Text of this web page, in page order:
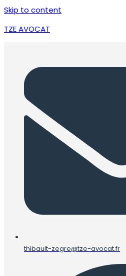
Skip to content
TZE AVOCAT
thibault-zegre@tze-avocat.fr